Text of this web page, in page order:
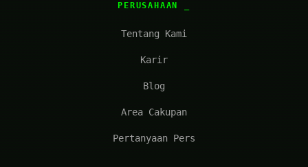
PERUSAHAAN
Tentang Kami
Karir
Blog
Area Cakupan
Pertanyaan Pers